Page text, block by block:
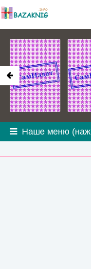
Наше меню